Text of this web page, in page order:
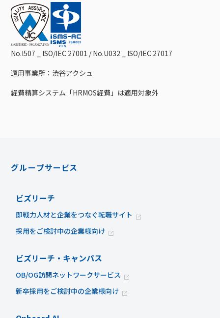
No.I507 _ ISO/IEC 27001 / No.U032 _ ISO/IEC 27017
適用事業所：渋谷アクシュ
経費精算システム「HRMOS経費」は適用対象外
グループサービス
ビズリーチ
即戦力人材と企業をつなぐ転職サイト
採用をご検討中の企業様向け
ビズリーチ・キャンパス
OB/OG訪問ネットワークサービス
新卒採用をご検討中の企業様向け